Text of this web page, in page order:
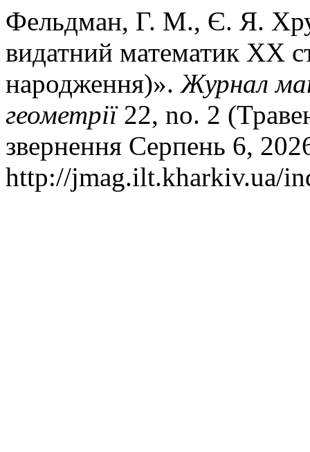
Фельдман, Г. М., Є. Я.
видатний математик ХХ
народження)». Журнал
геометрії22, no. 2
звернення Серпень 6,
http://jmag.ilt.kharkiv.ua/